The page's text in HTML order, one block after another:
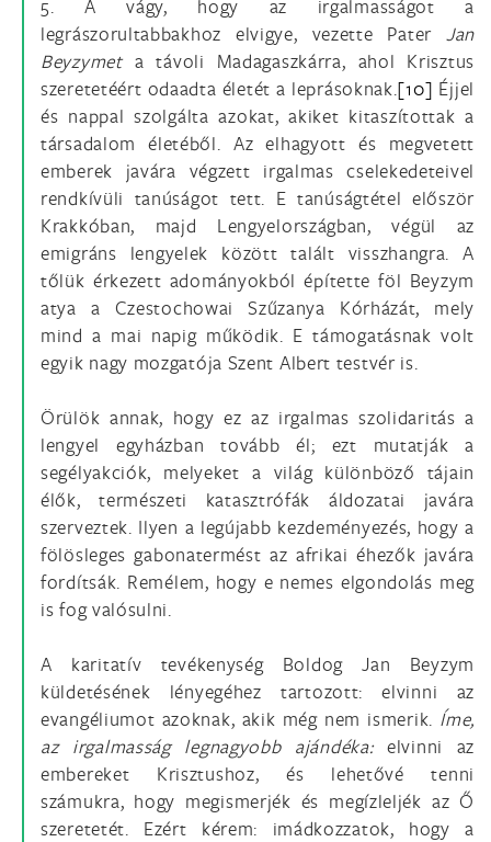
5. A vágy, hogy az irgalmasságot a
legrászorultabbakhoz elvigye, vezette Pater Jan
Beyzymet a távoli Madagaszkárra, ahol Krisztus
szeretetéért odaadta életét a leprásoknak.[10] Éjjel
és nappal szolgálta azokat, akiket kitaszítottak a
társadalom életéből. Az elhagyott és megvetett
emberek javára végzett irgalmas cselekedeteivel
rendkívüli tanúságot tett. E tanúságtétel először
Krakkóban, majd Lengyelországban, végül az
emigráns lengyelek között talált visszhangra. A
tőlük érkezett adományokból építette föl Beyzym
atya a Czestochowai Szűzanya Kórházát, mely
mind a mai napig működik. E támogatásnak volt
egyik nagy mozgatója Szent Albert testvér is.
Örülök annak, hogy ez az irgalmas szolidaritás a
lengyel egyházban tovább él; ezt mutatják a
segélyakciók, melyeket a világ különböző tájain
élők, természeti katasztrófák áldozatai javára
szerveztek. Ilyen a legújabb kezdeményezés, hogy a
fölösleges gabonatermést az afrikai éhezők javára
fordítsák. Remélem, hogy e nemes elgondolás meg
is fog valósulni.
A karitatív tevékenység Boldog Jan Beyzym
küldetésének lényegéhez tartozott: elvinni az
evangéliumot azoknak, akik még nem ismerik. Íme,
az irgalmasság legnagyobb ajándéka:elvinni az
embereket Krisztushoz, és lehetővé tenni
számukra, hogy megismerjék és megízleljék az Ő
szeretetét. Ezért kérem: imádkozzatok, hogy a